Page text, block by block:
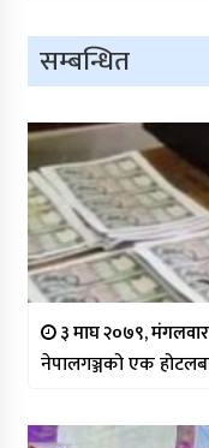
सम्बन्धित
३ माघ २०७९,
नेपालगञ्जको एक